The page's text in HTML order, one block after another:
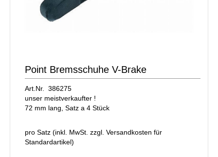
Point Bremsschuhe V-Brake
Art.Nr. 386275
unser meistverkaufter !
72 mm lang, Satz a 4 Stück
pro Satz (inkl. MwSt. zzgl. Versandkosten für
Standardartikel)